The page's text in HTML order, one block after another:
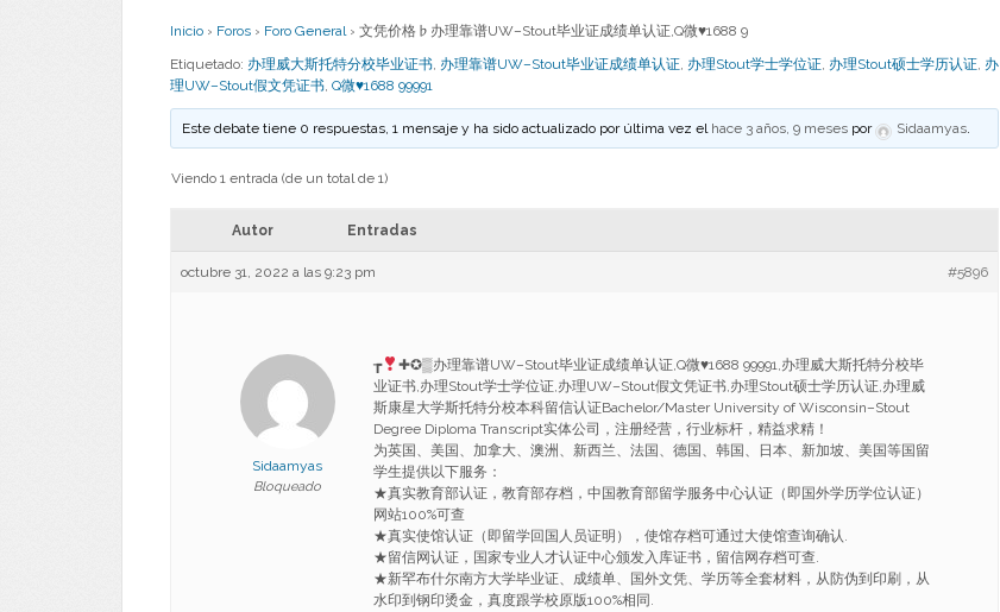
Inicio › Foros › Foro General › 文凭价格♭办理靠谱UW–Stout毕业证成绩单认证,Q微♥1688 9
Etiquetado: 办理威大斯托特分校毕业证书, 办理靠谱UW–Stout毕业证成绩单认证, 办理Stout学士学位证, 办理Stout硕士学历认证, 办
理UW–Stout假文凭证书, Q微♥1688 99991
Este debate tiene 0 respuestas, 1 mensaje y ha sido actualizado por última vez el hace 3 años, 9 meses por Sidaamyas.
Viendo 1 entrada (de un total de 1)
Autor Entradas
octubre 31, 2022 a las 9:23 pm #5896
Sidaamyas
Bloqueado
┲ ✚✪▒办理靠谱UW–Stout毕业证成绩单认证,Q微♥1688 99991,办理威大斯托特分校毕
业证书,办理Stout学士学位证,办理UW–Stout假文凭证书,办理Stout硕士学历认证,办理威
斯康星大学斯托特分校本科留信认证Bachelor/Master University of Wisconsin–Stout
Degree Diploma Transcript实体公司，注册经营，行业标杆，精益求精！
为英国、美国、加拿大、澳洲、新西兰、法国、德国、韩国、日本、新加坡、美国等国留
学生提供以下服务：
★真实教育部认证，教育部存档，中国教育部留学服务中心认证（即国外学历学位认证）
网站100%可查
★真实使馆认证（即留学回国人员证明），使馆存档可通过大使馆查询确认.
★留信网认证，国家专业人才认证中心颁发入库证书，留信网存档可查.
★新罕布什尔南方大学毕业证、成绩单、国外文凭、学历等全套材料，从防伪到印刷，从
水印到钢印烫金，真度跟学校原版100%相同.